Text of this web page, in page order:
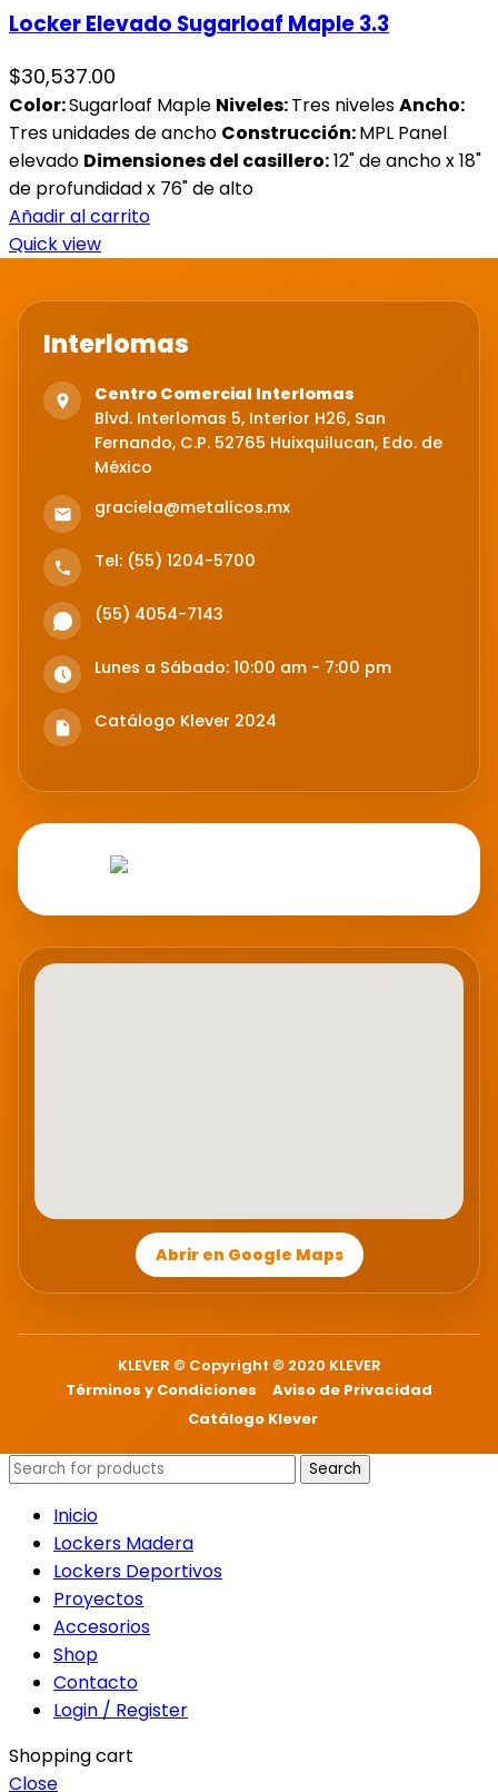
Locker Elevado Sugarloaf Maple 3.3
$30,537.00
Color:Sugarloaf Maple Niveles:Tres nivelesAncho:
Tres unidades de ancho Construcción:MPL Panel
elevado Dimensiones del casillero:12" de ancho x 18"
de profundidad x 76" de alto
Añadir al carrito
Quick view
Interlomas
Centro Comercial Interlomas
Blvd. Interlomas 5, Interior H26, San
Fernando, C.P. 52765 Huixquilucan, Edo. de
México
graciela@metalicos.mx
Tel: (55) 1204-5700
(55) 4054-7143
Lunes a Sábado: 10:00 am - 7:00 pm
Catálogo Klever 2024
Abrir en Google Maps
KLEVER © Copyright © 2020 KLEVER
Términos y Condiciones
Aviso de Privacidad
Catálogo Klever
Search
Inicio
Lockers Madera
Lockers Deportivos
Proyectos
Accesorios
Shop
Contacto
Login / Register
Shopping cart
Close